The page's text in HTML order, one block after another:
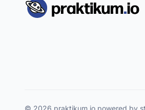
© 2026 praktikum.io powered by